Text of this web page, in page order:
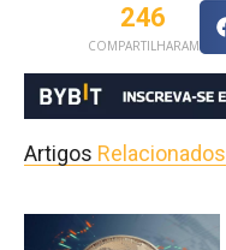
COMPARTILHARAM
246
Artigos Relacionados